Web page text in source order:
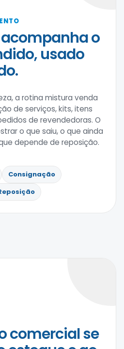
o
usado
a rotina mistura venda
de serviços, kits, itens
de revendedoras. O
o que saiu, o que ainda
depende de reposição.
Consignação
comercial se